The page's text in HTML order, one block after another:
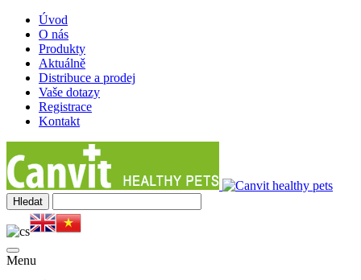
Úvod
O nás
Produkty
Aktuálně
Distribuce a prodej
Vaše dotazy
Registrace
Kontakt
Menu